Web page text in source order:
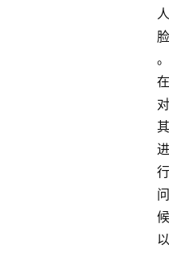
人
脸
。
在
对
其
进
行
问
候
以